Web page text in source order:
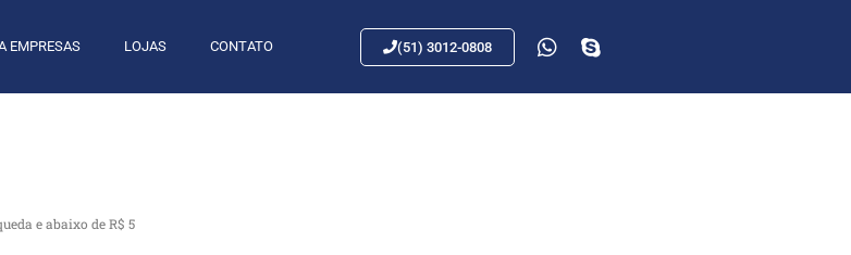
EMPRESAS LOJAS CONTATO (51) 3012-0808
e abaixo de R$ 5